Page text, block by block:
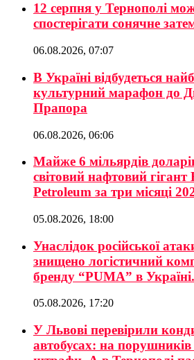
12 серпня у Тернополі
спостерігати сонячне
06.08.2026, 07:07
В Україні відбудеться
культурний марафон до
Прапора
06.08.2026, 06:06
Майже 6 мільярдів
світовий нафтовий
Petroleum за три місяці
05.08.2026, 18:00
Унаслідок російської
знищено логістичний
бренду “PUMA” в Україні.
05.08.2026, 17:20
У Львові перевірили
автобусах: на